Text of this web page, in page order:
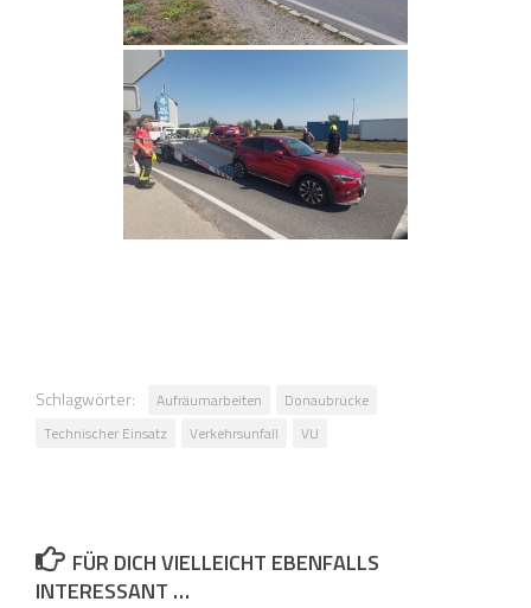
Schlagwörter: Aufräumarbeiten
Donaubrücke
Technischer Einsatz
Verkehrsunfall VU
FÜR DICH VIELLEICHT EBENFALLS
INTERESSANT …